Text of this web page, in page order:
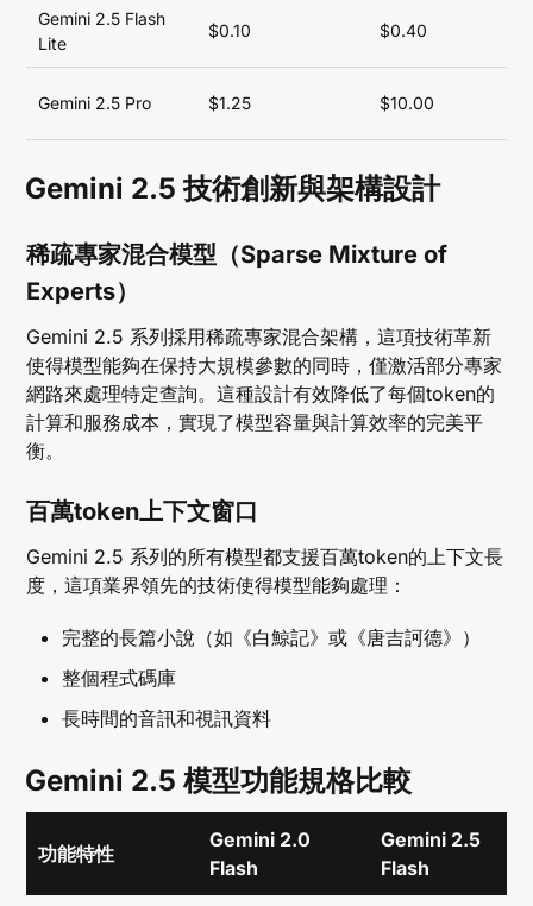
Gemini 2.5 Flash
Lite
$0.10 $0.40
Gemini 2.5 Pro $1.25 $10.00
Gemini 2.5 技術創新與架構設計
稀疏專家混合模型（Sparse Mixture of
Experts）
Gemini 2.5 系列採用稀疏專家混合架構，這項技術革新
使得模型能夠在保持大規模參數的同時，僅激活部分專家
網路來處理特定查詢。這種設計有效降低了每個token的
計算和服務成本，實現了模型容量與計算效率的完美平
衡。
百萬token上下文窗口
Gemini 2.5 系列的所有模型都支援百萬token的上下文長
度，這項業界領先的技術使得模型能夠處理：
完整的長篇小說（如《白鯨記》或《唐吉訶德》）
整個程式碼庫
長時間的音訊和視訊資料
Gemini 2.5 模型功能規格比較
功能特性
Gemini 2.0
Flash
Gemini 2.5
Flash